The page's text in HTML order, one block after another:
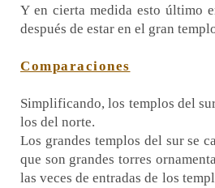
Y en cierta medida esto último
después de estar en el gran
Comparaciones
Simplificando, los templos del
los del norte.
Los grandes templos del sur se
que son grandes torres
las veces de entradas de los